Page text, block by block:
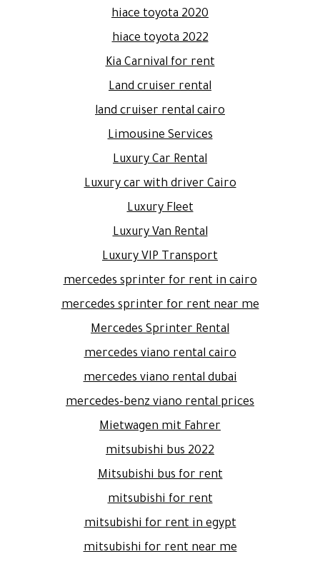
hiace toyota 2020
hiace toyota 2022
Kia Carnival for rent
Land cruiser rental
land cruiser rental cairo
Limousine Services
Luxury Car Rental
Luxury car with driver Cairo
Luxury Fleet
Luxury Van Rental
Luxury VIP Transport
mercedes sprinter for rent in cairo
mercedes sprinter for rent near me
Mercedes Sprinter Rental
mercedes viano rental cairo
mercedes viano rental dubai
mercedes-benz viano rental prices
Mietwagen mit Fahrer
mitsubishi bus 2022
Mitsubishi bus for rent
mitsubishi for rent
mitsubishi for rent in egypt
mitsubishi for rent near me